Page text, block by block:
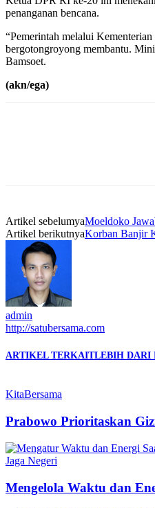
penanganan bencana.
“Pemerintah melalui
bergotongroyong membantu.
Bamsoet.
(akn/ega)
Artikel sebelumyaMoeldoko
Artikel berikutnyaKorban Banjir
admin
http://satubersama.com
ARTIKEL TERKAITLEBIH DARI
KitaBersama
Prabowo Prioritaskan
Jaga Negeri
Mengelola Waktu dan